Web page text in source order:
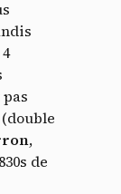
(double
,
de